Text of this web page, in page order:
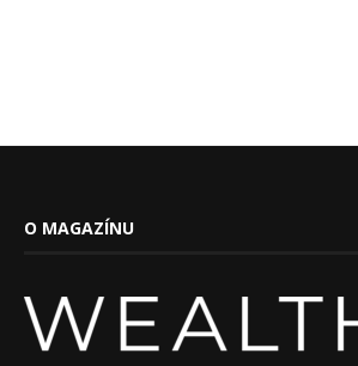
O MAGAZÍNU